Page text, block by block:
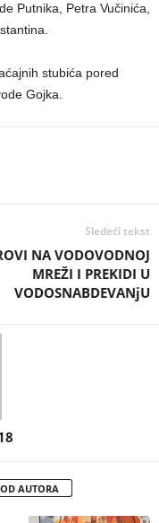
Putnika, Petra Vučinića,
stubića pored
Gojka.
Sledeći tekst
NA VODOVODNOJ
MREŽI I PREKIDI U
VODOSNABDEVANjU
AUTORA